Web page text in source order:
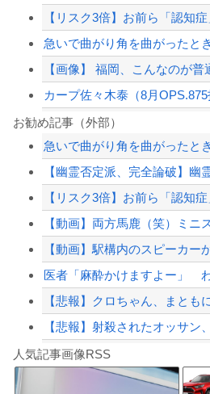
【画像】髪型が完全に『鬼頭
お勧め記事（外部）
【悲報】クロちゃん、まとも
白石「あ、あきら様……？
人気記事画像RSS